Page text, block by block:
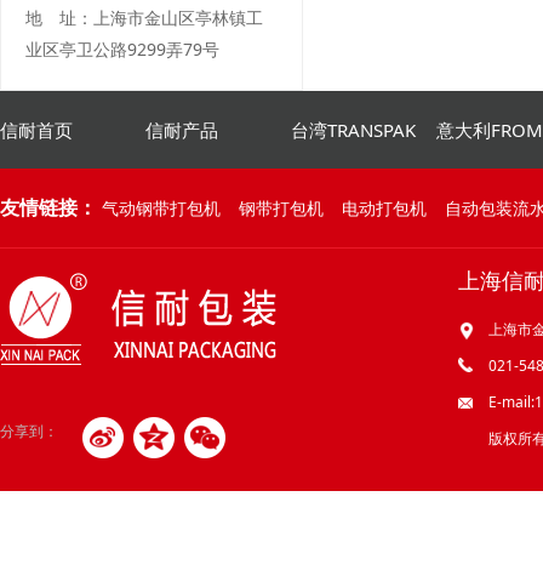
地 址：上海市金山区亭林镇工
业区亭卫公路9299弄79号
信耐首页 信耐产品 台湾TRANSPAK 意大利
友情链接： 气动钢带打包机 钢带打包机 电动打包机 自动包装流
分享到：
上海信
上海市
021-
E-
版权所